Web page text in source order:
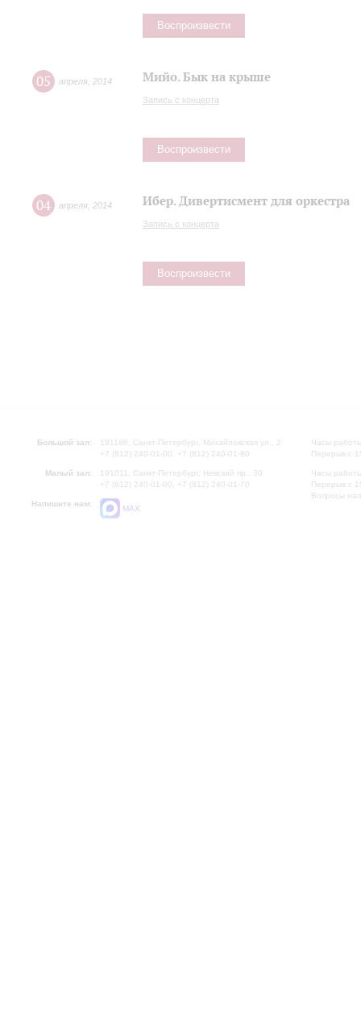
Воспроизвести
05 апреля 2014 Мийо. Бык на крыше
Запись с концерта
Воспроизвести
04 апреля 2014 Ибер. Дивертисмент для оркестра
Запись с концерта
Воспроизвести
Большой зал:
191186, Санкт-Петербург, Михайловская ул., 2
+7 (812) 240-01-00, +7 (812) 240-01-80
Малый зал:
191011, Санкт-Петербург, Невский пр., 30
+7 (812) 240-01-00, +7 (812) 240-01-70
Напишите нам:
MAX
Часы
Перерыв с
Часы
Перерыв с
Вопросы